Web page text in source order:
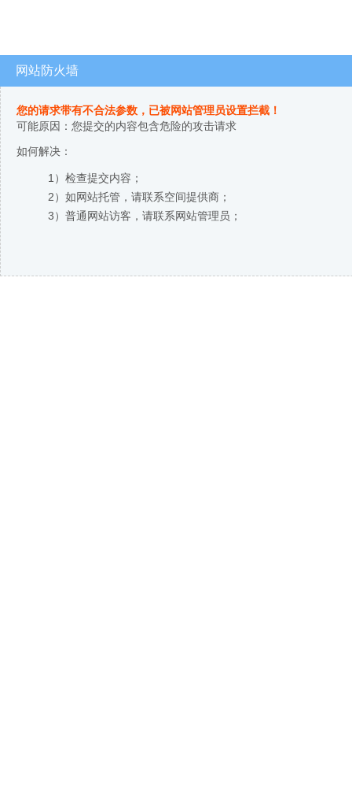
网站防火墙
您的请求带有不合法参数，已被网站管理员设置拦截！
可能原因：您提交的内容包含危险的攻击请求
如何解决：
1）检查提交内容；
2）如网站托管，请联系空间提供商；
3）普通网站访客，请联系网站管理员；